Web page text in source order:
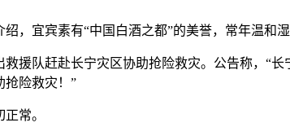
，宜宾素有“中国白酒之都”的美誉，常年温和
援队赶赴长宁灾区协助抢险救灾。公告称，“
抢险救灾！”
常。